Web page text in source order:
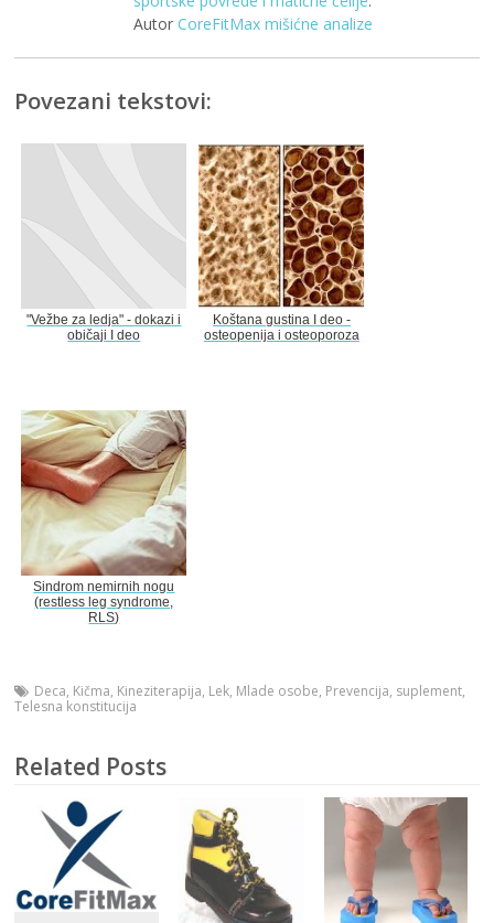
AutorCoreFitMax mišićne analize
Povezani tekstovi:
"Vežbe za ledja" - dokazi i
običaji I deo
Koštana gustina I deo -
osteopenija i osteoporoza
Sindrom nemirnih nogu
(restless leg syndrome,
RLS)
Deca, Kičma, Kineziterapija, Lek, Mlade osobe, Prevencija, suplement,
Telesna konstitucija
Related Posts